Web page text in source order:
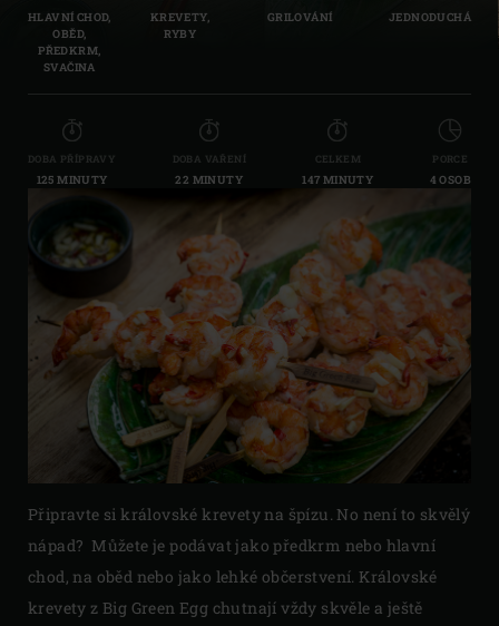
HLAVNÍ CHOD,
OBĚD,
PŘEDKRM,
SVAČINA
KREVETY,
RYBY
GRILOVÁNÍ JEDNODUCHÁ
DOBA PŘÍPRAVY
125 MINUTY
DOBA VAŘENÍ
22 MINUTY
CELKEM
147 MINUTY
PORCE
4 OSOB
Připravte si královské krevety na špízu. No není to skvělý
nápad? Můžete je podávat jako předkrm nebo hlavní
chod, na oběd nebo jako lehké občerstvení. Královské
krevety z Big Green Egg chutnají vždy skvěle a ještě